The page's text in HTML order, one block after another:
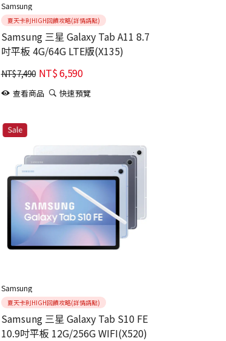
Samsung
夏天卡利HIGH回饋攻略(詳情請點)
Samsung 三星 Galaxy Tab A11 8.7
吋平板 4G/64G LTE版(X135)
NT$7,490 NT$6,590
查看商品 快速預覽
Samsung
夏天卡利HIGH回饋攻略(詳情請點)
Samsung 三星 Galaxy Tab S10 FE
10.9吋平板 12G/256G WIFI(X520)